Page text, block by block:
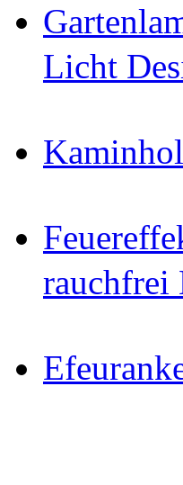
Licht
rauchfrei